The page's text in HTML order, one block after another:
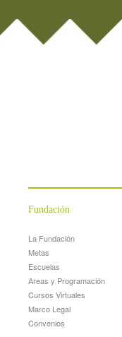
Fundación
La Fundación
Metas
Escuelas
Areas y Programación
Cursos Virtuales
Marco Legal
Convenios